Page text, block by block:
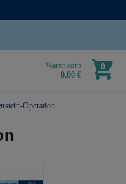
Warenkorb
0,00 €
0
Operation